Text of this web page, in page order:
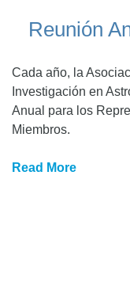
Reunión
Cada año, la
Investigación en
Anual para los
Miembros.
Read More